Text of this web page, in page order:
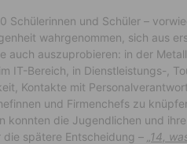
Schülerinnen und Schüler –
wahrgenommen, sich aus
auch auszuprobieren: in der
IT-Bereich, in Dienstleistungs-,
Kontakte mit
und Firmenchefs zu
konnten die Jugendlichen und
die spätere Entscheidung – „14,